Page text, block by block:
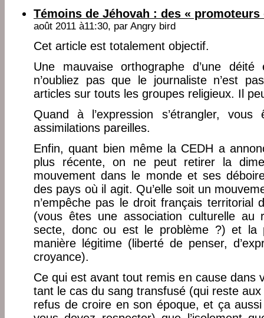
Témoins de Jéhovah : des «
août 2011 à11:30, par Angry bird
Cet article est totalement objectif.
Une mauvaise orthographe d’une
n’oubliez pas que le journaliste n’est
articles sur touts les groupes religieux. Il
Quand à l’expression s’étrangler,
assimilations pareilles.
Enfin, quant bien même la CEDH a
plus récente, on ne peut retirer la
mouvement dans le monde et ses
des pays où il agit. Qu’elle soit un
n’empêche pas le droit français territorial
(vous êtes une association culturelle
secte, donc ou est le problème ?) et la
manière légitime (liberté de penser,
croyance).
Ce qui est avant tout remis en cause dans
tant le cas du sang transfusé (qui reste
refus de croire en son époque, et ça